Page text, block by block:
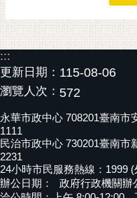
:::
更新日期： 115-08-06
瀏覽人次： 572
永華市政中心 708201臺南市
1111
民治市政中心 730201臺南市
2231
24小時市民服務熱線：1999
辦公日期：
政府行政機關辦